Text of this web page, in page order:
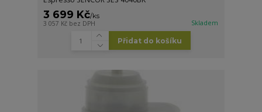
3 699 Kč/ks
3 057 Kč bez DPH Skladem
Přidat do košíku